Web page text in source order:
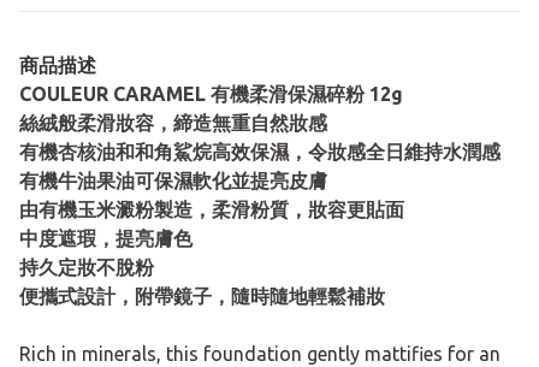
商品描述
COULEUR CARAMEL 有機柔滑保濕碎粉 12g
絲絨般柔滑妝容，締造無重自然妝感
有機杏核油和和角鯊烷高效保濕，令妝感全日維持水潤感
有機牛油果油可保濕軟化並提亮皮膚
由有機玉米澱粉製造，柔滑粉質，妝容更貼面
中度遮瑕，提亮膚色
持久定妝不脫粉
便攜式設計，附帶鏡子，隨時隨地輕鬆補妝
Rich in minerals, this foundation gently mattifies for an